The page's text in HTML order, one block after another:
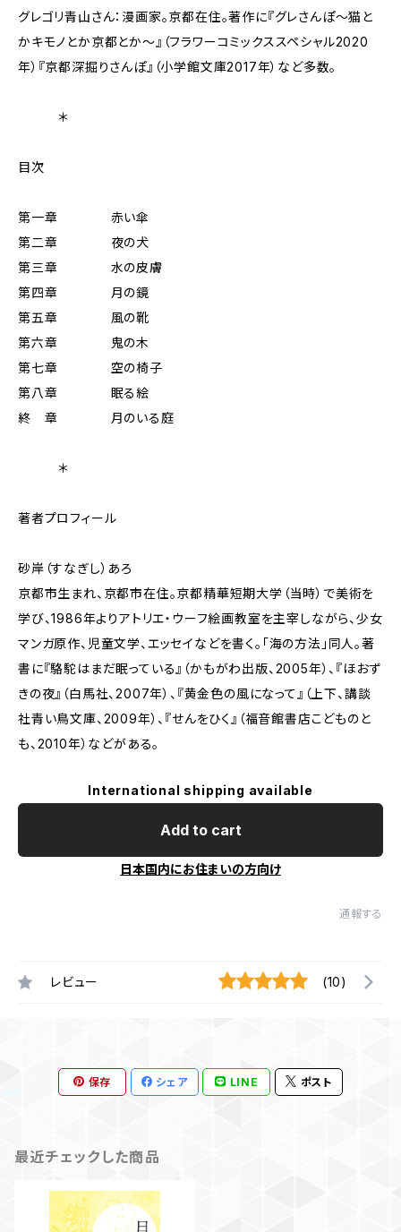
グレゴリ青山さん：漫画家。京都在住。著作に『グレさんぽ～猫と
かキモノとか京都とか～』（フラワーコミックススペシャル2020
年）『京都深掘りさんぽ』（小学館文庫2017年）など多数。
＊
目次
第一章 赤い傘
第二章 夜の犬
第三章 水の皮膚
第四章 月の鏡
第五章 風の靴
第六章 鬼の木
第七章 空の椅子
第八章 眠る絵
終 章 月のいる庭
＊
著者プロフィール
砂岸（すなぎし）あろ
京都市生まれ、京都市在住。京都精華短期大学（当時）で美術を
学び、1986年よりアトリエ・ウーフ絵画教室を主宰しながら、少女
マンガ原作、児童文学、エッセイなどを書く。「海の方法」同人。著
書に『駱駝はまだ眠っている』（かもがわ出版、2005年）、『ほおず
きの夜』（白馬社、2007年）、『黄金色の風になって』（上下、講談
社青い鳥文庫、2009年）、『せんをひく』（福音館書店こどものと
も、2010年）などがある。
International shipping available
Add to cart
日本国内にお住まいの方向け
通報する
レビュー (10)
保存 シェア LINE ポスト
最近チェックした商品